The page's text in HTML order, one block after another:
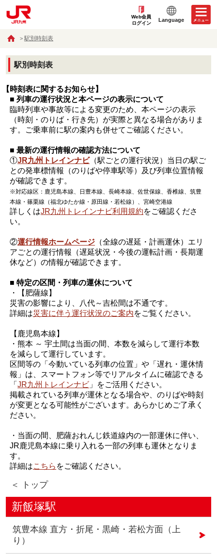
Web会員
ログイン
Language
駅別時刻表
駅別時刻表
【時刻表に関するお知らせ】
■ 列車の運行状況と本ページの表示について
臨時列車や事故等による変更のため、本ページの表示
（時刻・のりば・行き先）が実際と異なる場合がありま
す。ご乗車前に駅の案内も併せてご確認ください。
■ 最新の運行情報の確認方法について
①JR九州トレインナビ（駅ごとの運行状況）当日の駅ご
との発車標情報（のりばや停車駅等）及び列車位置情報
が確認できます。
※対応線区：鹿児島本線、日豊本線、長崎本線、佐世保線、香椎線、筑豊
本線・篠栗線（福北ゆたか線・原田線・若松線）、宮崎空港線
詳しくはJR九州トレインナビ利用規約をご確認くださ
い。
②運行情報ホームページ （全線の遅延・計画運休）エリ
アごとの運行情報（遅延状況・今後の運転計画・長期運
休など）の情報が確認できます。
■ 特定の区間・列車の運休について
・【肥薩線】
災害の影響により、八代～吉松間は不通です。
詳細は災害に伴う運行状況のご案内をご覧ください。
【鹿児島本線】
・熊本 ～ 宇土間は当面の間、本数を減らして運行本数
を減らして運行しています。
区間等の「今動いている列車の位置」や「遅れ・運休情
報」は、スマートフォン等でリアルタイムに確認できる
「JR九州トレインナビ 」をご活用ください。
掲載されている列車が運休となる場合や、のりばや時刻
が変更となる可能性がございます。あらかじめご了承く
ださい。
・当面の間、肥薩おれんじ鉄道線内の一部運休に伴い、
JR鹿児島本線に乗り入れる一部の列車も運休となりま
す。
詳細はこちら をご確認ください。
＜ トップ
新飯塚駅
筑豊本線 直方・折尾・黒崎・若松方面（上
り）